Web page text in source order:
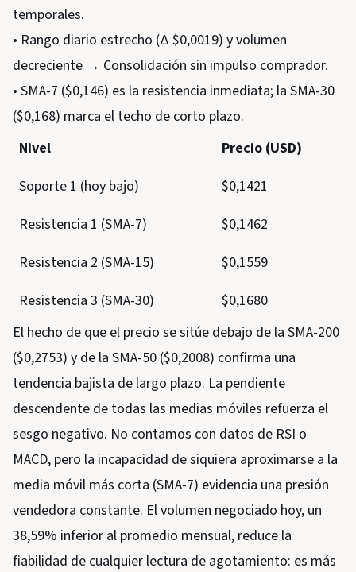
temporales.
• Rango diario estrecho (Δ $0,0019) y volumen
decreciente → Consolidación sin impulso comprador.
• SMA-7 ($0,146) es la resistencia inmediata; la SMA-30
($0,168) marca el techo de corto plazo.
Nivel
Precio (USD)
Soporte 1 (hoy bajo)
$0,1421
Resistencia 1 (SMA-7)
$0,1462
Resistencia 2 (SMA-15)
$0,1559
Resistencia 3 (SMA-30)
$0,1680
El hecho de que el precio se sitúe debajo de la SMA-200
($0,2753) y de la SMA-50 ($0,2008) confirma una
tendencia bajista de largo plazo. La pendiente
descendente de todas las medias móviles refuerza el
sesgo negativo. No contamos con datos de RSI o
MACD, pero la incapacidad de siquiera aproximarse a la
media móvil más corta (SMA-7) evidencia una presión
vendedora constante. El volumen negociado hoy, un
38,59% inferior al promedio mensual, reduce la
fiabilidad de cualquier lectura de agotamiento: es más